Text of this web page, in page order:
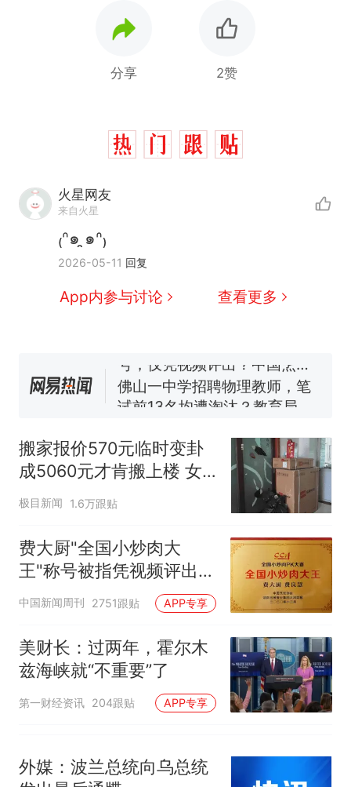
分享 2赞
火星网友
来自火星
₍ᐢ๑ ̯๑ᐢ₎
2026-05-11 回复
App内参与讨论 查看更多
因老师一句“跟我回家”改写了
人生
新 搬家报价570元，搬到楼下
协会回应
佛山一中学招聘物理教师，笔
试前13名均遭淘汰？教育局：
核查
官方通报
空调24小时开着反而更省电？
电力部门回应
那个在床头放菜刀的女孩，
人生
搬家报价570元临时变卦
成5060元才肯搬上楼 女
子傻眼
极目新闻 1.6万跟贴
费大厨"全国小炒肉大
王"称号被指凭视频评出
官方回应
中国新闻周刊 2751跟贴 APP专享
美财长：过两年，霍尔木
兹海峡就“不重要”了
第一财经资讯 204跟贴 APP专享
外媒：波兰总统向乌总统